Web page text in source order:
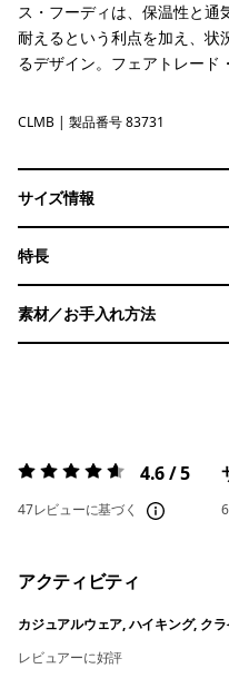
ス・フーディは、保温性と通
耐えるという利点を加え、状
るデザイン。フェアトレード
Clement Blue
CLMB | 製品番号 83731
サイズ情報
特長
素材／お手入れ方法
評価:4.6 / 5 4.6 / 5
47レビューに基づく
アクティビティ
カジュアルウェア, ハイキング, ク
レビュアーに好評